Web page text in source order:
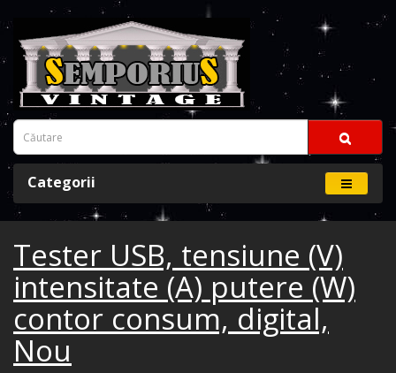
Categorii
Tester USB, tensiune (V)
intensitate (A) putere (W)
contor consum, digital,
Nou